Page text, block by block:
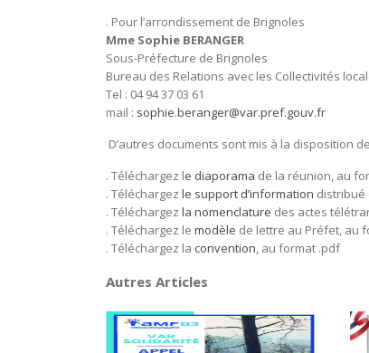
. Pour l’arrondissement de Brignoles
Mme Sophie BERANGER
Sous-Préfecture de Brignoles
Bureau des Relations avec les Collectivités
Tel : 04 94 37 03 61
mail : sophie.beranger@var.pref.gouv.fr
D’autres documents sont mis à la disposition
. Téléchargez le diaporama de la réunion, au
. Téléchargez le support d’information distribué
. Téléchargez la nomenclature des actes
. Téléchargez le modèle de lettre au Préfet, au
. Téléchargez la convention, au format .pdf
Autres Articles